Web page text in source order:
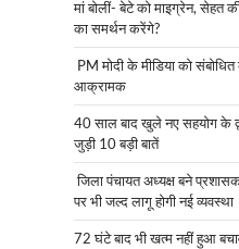
मां बोलीं- बेटे को माइग्रेन, सेहत
का समर्थन करेंगे?
PM मोदी के मीडिया को संबोधित
आक्रामक
40 साल बाद खुले नए सहयोग के
जुड़ी 10 बड़ी बातें
जिला पंचायत अध्यक्ष बने
पर भी जल्द लागू होगी नई व्यवस्था
72 घंटे बाद भी खत्म नहीं हुआ